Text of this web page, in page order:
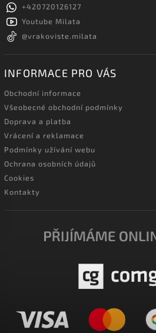
+420720126127
Youtube Milata
@vrakoviste.milata
INFORMACE PRO VÁS
Obchodní informace
Všeobecné obchodní podmínky
Doprava a platba
Vrácení a reklamace
Podmínky užívání webu
Ochrana osobních údajů
Cookies
Kontakty